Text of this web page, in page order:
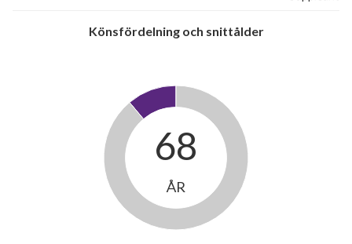
Könsfördelning och snittålder
68
ÅR